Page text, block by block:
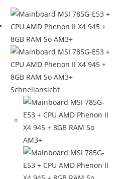
Schnellansicht